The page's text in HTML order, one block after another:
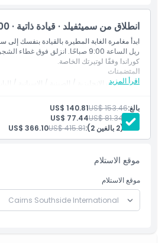
سياسة الأطفال والبالغين
إضافة إضافية
ساعات العمل
ما يجب معرفته
سياسة الإلغاء
انطلاق من سميثفيلد · قيادة ذاتية · 09:00
ابدأ مغامرة الغابة المطيرة بالقيادة بنفسك إلى
ريل الساعة 9:00 صباحًا. انزلق فوق
كوراندا وفقًا لوتيرتك الخاصة.
اقرأ المزيد
المتضمنات
دليل يتحدث الإنجليزية / الصينية / الإسبانية /
النقل ذهابًا وإيابًا
النقل من كيرنز إلى محطة قطار فريشفوتر
الصعود على متن قطار كوراندا ليقودك خلال
رحلة قطار كوراندا ذات المناظر الخلابة من
وحدائق الكوالا في كوراندا
النقل من سميثفيلد إلى كيرنز
بالغ:US$ 153.46
US$ 140.81
طفل: US$ 81.34
US$ 77.44
عائلة (2 بالغين 2):
US$ 415.81
US$ 366.10
موقع الاستلام
موقع الاستلام